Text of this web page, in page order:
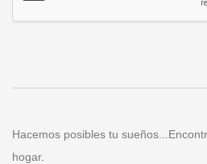
Hacemos posibles tu
hogar.